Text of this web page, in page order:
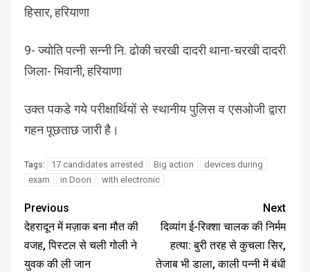
हिसार, हरियाणा
9- ज्योति पत्नी सन्नी नि. ढोकी चरखी दादरी थाना-चरखी दादरी
जिला- भिवानी, हरियाणा
उक्त पकडे गये परीक्षार्थियों से स्थानीय पुलिस व एसओजी द्वारा
गहन पूछताछ जारी है।
Tags: 17 candidates arrested Big action
devices during
exam
in Doon with electronic
Previous
देहरादून में मज़ाक बना मौत की
वजह, पिस्टल से चली गोली ने
युवक की ली जान
Next
दिव्यांग ई-रिक्शा चालक की निर्मम
हत्या: बुरी तरह से कुचला सिर,
तेजाब भी डाला, काली पन्नी में बंधी